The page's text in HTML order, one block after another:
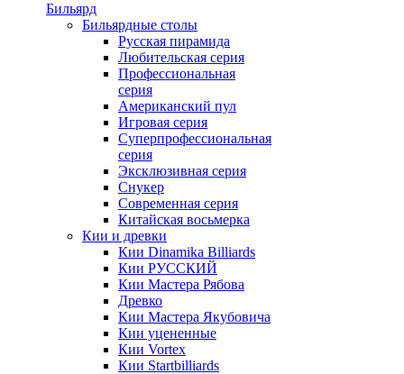
Бильярд
Бильярдные столы
Русская пирамида
Любительская серия
Профессиональная
серия
Американский пул
Игровая серия
Суперпрофессиональная
серия
Эксклюзивная серия
Снукер
Современная серия
Китайская восьмерка
Кии и древки
Кии Dinamika Billiards
Кии РУССКИЙ
Кии Мастера Рябова
Древко
Кии Мастера Якубовича
Кии уцененные
Кии Vortex
Кии Startbilliards